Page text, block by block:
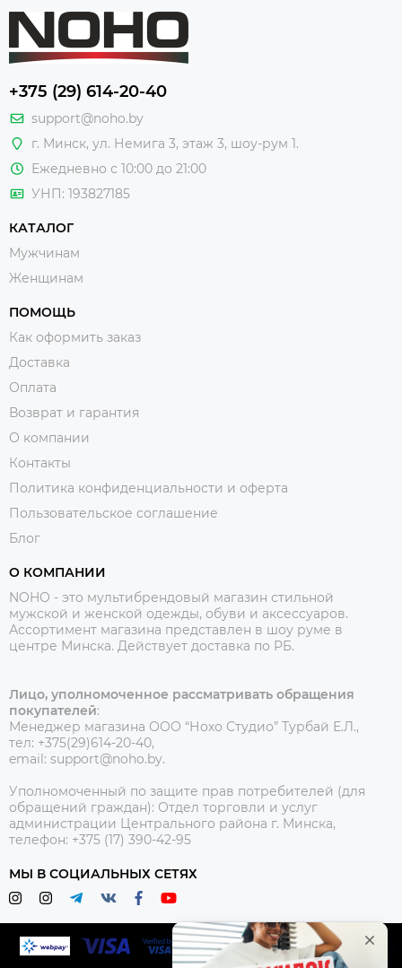
+375 (29) 614-20-40
support@noho.by
г. Минск, ул. Немига 3, этаж 3, шоу-рум 1.
Ежедневно с 10:00 до 21:00
УНП: 193827185
КАТАЛОГ
Мужчинам
Женщинам
ПОМОЩЬ
Как оформить заказ
Доставка
Оплата
Возврат и гарантия
О компании
Контакты
Политика конфиденциальности и оферта
Пользовательское соглашение
Блог
О КОМПАНИИ
NOHO - это мультибрендовый магазин стильной
мужской и женской одежды, обуви и аксессуаров.
Ассортимент магазина представлен в шоу руме в
центре Минска. Действует доставка по РБ.
Лицо, уполномоченное рассматривать обращения
покупателей:
Менеджер магазина ООО “Нохо Студио” Турбай Е.Л.,
тел: +375(29)614-20-40,
email: support@noho.by.
Уполномоченный по защите прав потребителей (для
обращений граждан): Отдел торговли и услуг
администрации Центрального района г. Минска,
телефон: +375 (17) 390-42-95
МЫ В СОЦИАЛЬНЫХ СЕТЯХ